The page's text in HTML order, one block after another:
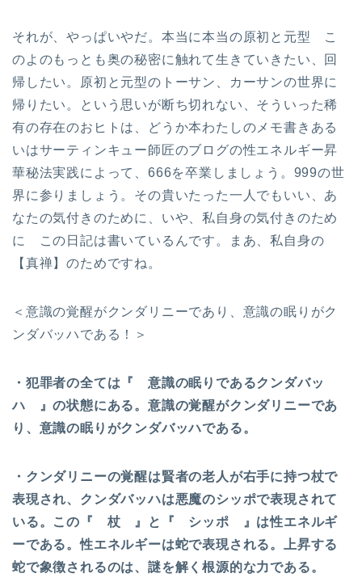
それが、やっぱいやだ。本当に本当の原初と元型 こ
のよのもっとも奥の秘密に触れて生きていきたい、回
帰したい。原初と元型のトーサン、カーサンの世界に
帰りたい。という思いが断ち切れない、そういった稀
有の存在のおヒトは、どうか本わたしのメモ書きある
いはサーティンキュー師匠のブログの性エネルギー昇
華秘法実践によって、666を卒業しましょう。999の世
界に参りましょう。その貴いたった一人でもいい、あ
なたの気付きのために、いや、私自身の気付きのため
に この日記は書いているんです。まあ、私自身の
【真禅】のためですね。
＜意識の覚醒がクンダリニーであり、意識の眠りがク
ンダバッハである！＞
・犯罪者の全ては『 意識の眠りであるクンダバッ
ハ 』の状態にある。意識の覚醒がクンダリニーであ
り、意識の眠りがクンダバッハである。
・クンダリニーの覚醒は賢者の老人が右手に持つ杖で
表現され、クンダバッハは悪魔のシッポで表現されて
いる。この『 杖 』と『 シッポ 』は性エネルギ
ーである。性エネルギーは蛇で表現される。上昇する
蛇で象徴されるのは、謎を解く根源的な力である。